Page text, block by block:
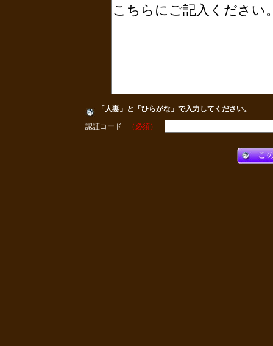
「人妻」と「ひらがな」で入力してください。
認証コード （必須）